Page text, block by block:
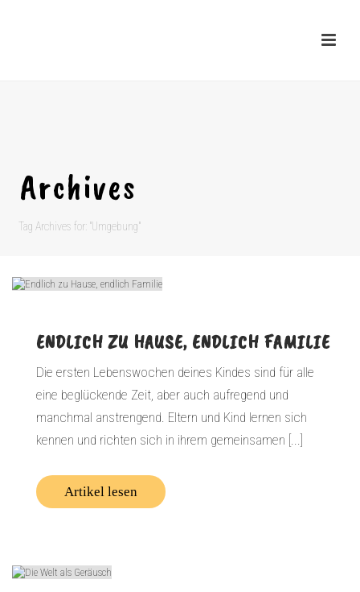
Archives
Tag Archives for: "Umgebung"
ENDLICH ZU HAUSE, ENDLICH FAMILIE
Die ersten Lebenswochen deines Kindes sind für alle
eine beglückende Zeit, aber auch aufregend und
manchmal anstrengend. Eltern und Kind lernen sich
kennen und richten sich in ihrem gemeinsamen [...]
Artikel lesen